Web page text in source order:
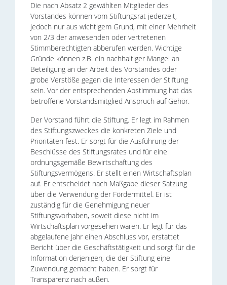
Die nach Absatz 2 gewählten Mitglieder des
Vorstandes können vom Stiftungsrat jederzeit,
jedoch nur aus wichtigem Grund, mit einer Mehrheit
von 2/3 der anwesenden oder vertretenen
Stimmberechtigten abberufen werden. Wichtige
Gründe können z.B. ein nachhaltiger Mangel an
Beteiligung an der Arbeit des Vorstandes oder
grobe Verstöße gegen die Interessen der Stiftung
sein. Vor der entsprechenden Abstimmung hat das
betroffene Vorstandsmitglied Anspruch auf Gehör.
Der Vorstand führt die Stiftung. Er legt im Rahmen
des Stiftungszweckes die konkreten Ziele und
Prioritäten fest. Er sorgt für die Ausführung der
Beschlüsse des Stiftungsrates und für eine
ordnungsgemäße Bewirtschaftung des
Stiftungsvermögens. Er stellt einen Wirtschaftsplan
auf. Er entscheidet nach Maßgabe dieser Satzung
über die Verwendung der Fördermittel. Er ist
zuständig für die Genehmigung neuer
Stiftungsvorhaben, soweit diese nicht im
Wirtschaftsplan vorgesehen waren. Er legt für das
abgelaufene Jahr einen Abschluss vor, erstattet
Bericht über die Geschäftstätigkeit und sorgt für die
Information derjenigen, die der Stiftung eine
Zuwendung gemacht haben. Er sorgt für
Transparenz nach außen.